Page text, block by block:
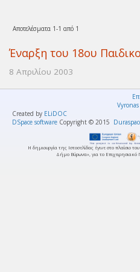
Αποτελέσματα 1-1 από 1
Έναρξη του 18ου
8 Απριλίου 2003
Created by ELiDOC
DSpace software Copyright © 2015
Η δημιουργία της Ιστοσελίδας έγινε στο πλαίσιο
Δήμο Βύρωνα», για το